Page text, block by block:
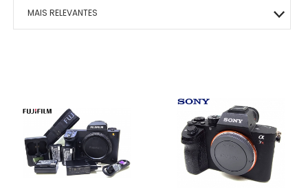
MAIS RELEVANTES
MAIOR PREÇO
A - Z